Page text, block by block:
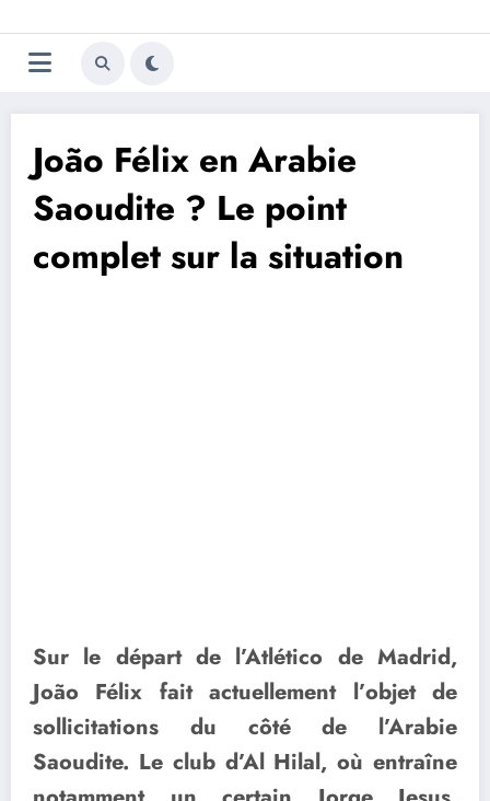
au
contenu
Trivela
L'actualité du football
João Félix en Arabie
Saoudite ? Le point
complet sur la situation
Sur le départ de l’Atlético de Madrid,
João Félix fait actuellement l’objet de
sollicitations du côté de l’Arabie
Saoudite. Le club d’Al Hilal, où entraîne